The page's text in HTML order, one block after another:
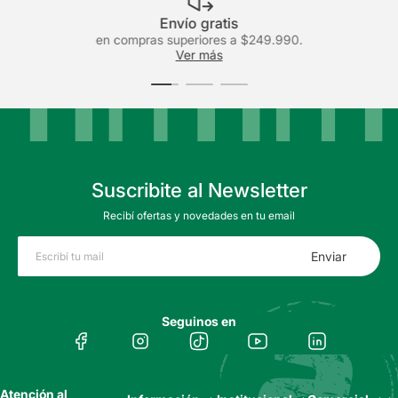
Facilitadores de compra
Envío gratis
en compras superiores a $249.990.
Ver más
Suscribite al Newsletter
Recibí ofertas y novedades en tu email
Enviar
Seguinos en
Atención al